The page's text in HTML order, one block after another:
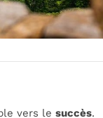
vers le succès.